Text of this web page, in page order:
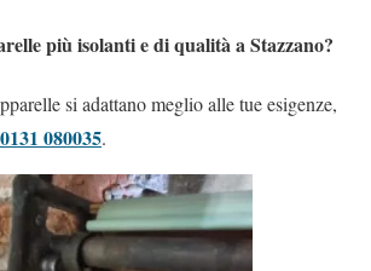
più isolanti e di qualità a Stazzano?
si adattano meglio alle tue esigenze,
0131 080035.